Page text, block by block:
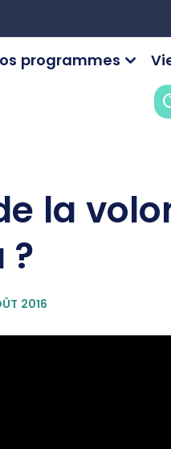
programmes
la
?
2016